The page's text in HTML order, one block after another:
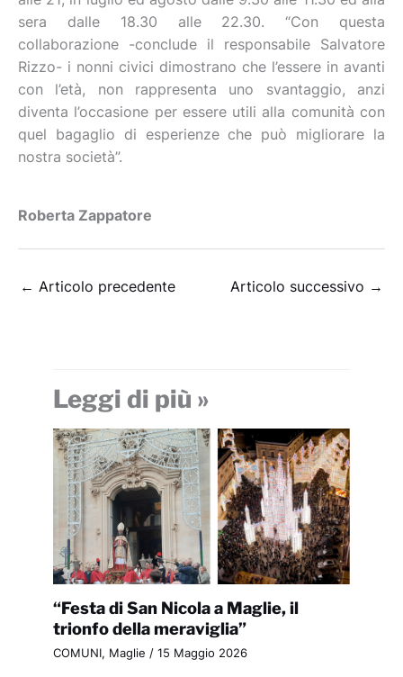
sera dalle 18.30 alle 22.30. “Con questa
collaborazione -conclude il responsabile Salvatore
Rizzo- i nonni civici dimostrano che l’essere in avanti
con l’età, non rappresenta uno svantaggio, anzi
diventa l’occasione per essere utili alla comunità con
quel bagaglio di esperienze che può migliorare la
nostra società”.
Roberta Zappatore
← Articolo precedente Articolo successivo →
Leggi di più »
“Festa di San Nicola a Maglie, il
trionfo della meraviglia”
COMUNI, Maglie / 15 Maggio 2026